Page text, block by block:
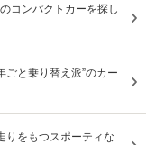
コンパクトカーを探し
ごと乗り替え派”のカー
りをもつスポーティな